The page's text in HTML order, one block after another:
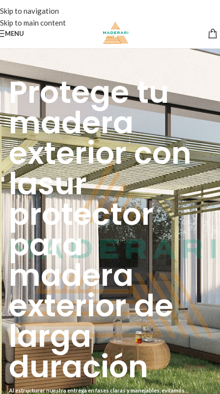
Skip to navigation
Skip to main content
MENU
Protege tu
madera
exterior con
lasur
protector
para
madera
exterior de
larga
duración
Al estructurar nuestra entrega en fases claras y manejables, evitamos